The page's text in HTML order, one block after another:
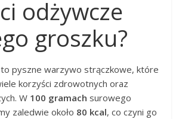
odżywcze
groszku?
to pyszne warzywo strączkowe, które
korzyści zdrowotnych oraz
W 100 gramach surowego
zaledwie około 80 kcal, co czyni go